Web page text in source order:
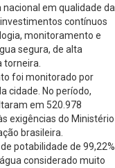
em qualidade da
contínuos
monitoramento e
segura, de alta
torneira.
foi monitorado por
cidade. No período,
em 520.978
exigências do Ministério
brasileira.
potabilidade de 99,22%
considerado muito